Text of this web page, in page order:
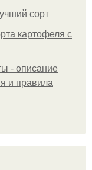
сорт
картофеля с
- описание
и правила